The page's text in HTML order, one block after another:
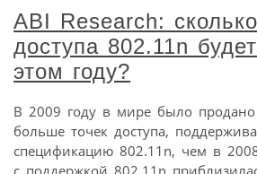
ABI Research:
доступа 802.11n
этом году?
В 2009 году в мире было
больше точек доступа,
спецификацию 802.11n, чем в
с поддержкой 802.11n